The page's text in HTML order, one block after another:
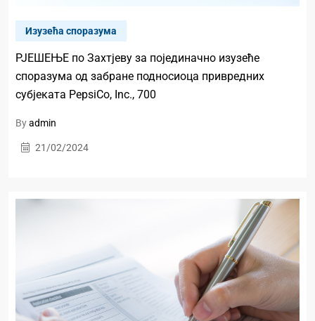
Изузећа споразума
РЈЕШЕЊЕ по Захтјеву за појединачно изузеће
споразума од забране подносиоца привредних
субјеката PepsiCo, Inc., 700
Byadmin
21/02/2024